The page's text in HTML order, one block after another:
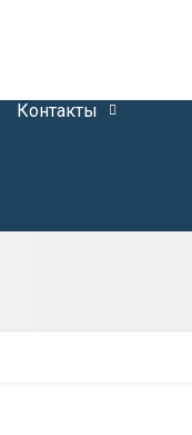
Контакты